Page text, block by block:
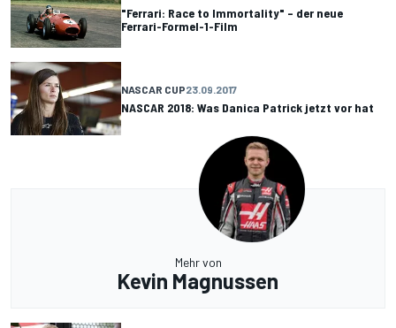
"Ferrari: Race to Immortality" – der neue
Ferrari-Formel-1-Film
NASCAR CUP23.09.2017
NASCAR 2018: Was Danica Patrick jetzt vor hat
Mehr von
Kevin Magnussen